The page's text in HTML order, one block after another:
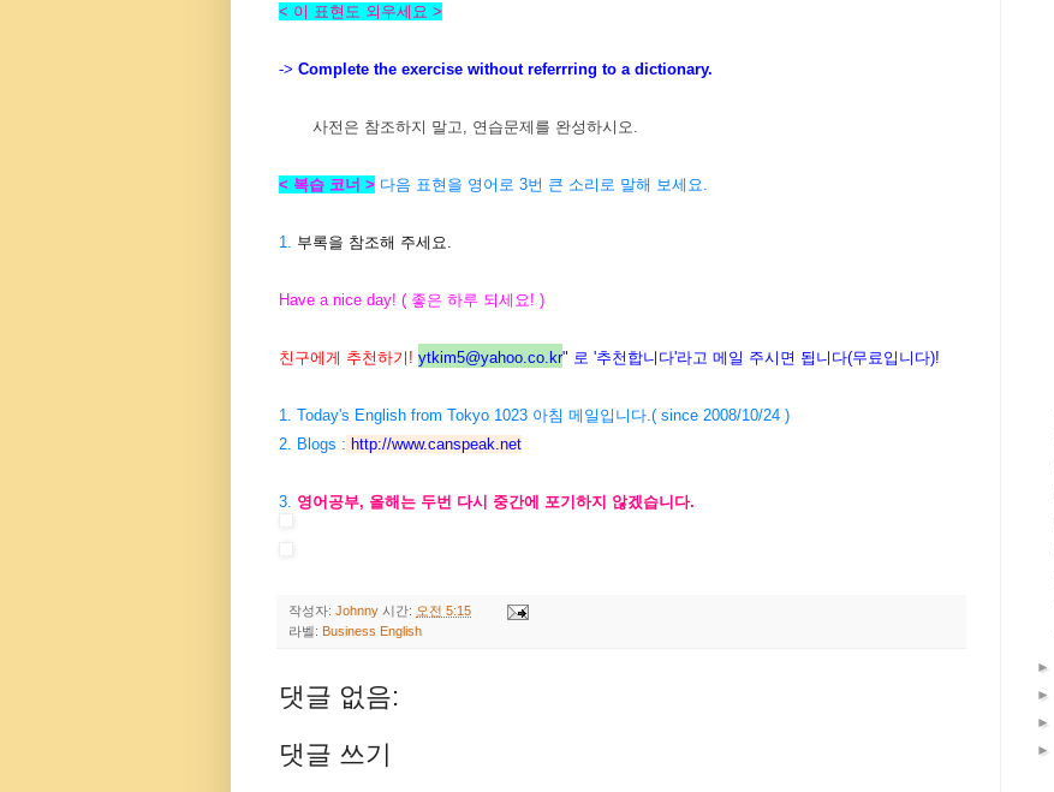
< 이 표현도 외우세요 >
-> Complete the exercise without referrring to a dictionary.
사전은 참조하지 말고, 연습문제를 완성하시오.
< 복습 코너 > 다음 표현을 영어로 3번 큰 소리로 말해 보세요.
1. 부록을 참조해 주세요.
Have a nice day! ( 좋은 하루 되세요! )
친구에게 추천하기! ytkim5@yahoo.co.kr" 로 '추천합니다'라고 메일 주시면 됩니다(무료입니다)!
1. Today's English from Tokyo 1023 아침 메일입니다.( since 2008/10/24 )
2. Blogs : http://www.canspeak.net
3. 영어공부, 올해는 두번 다시 중간에 포기하지 않겠습니다.
작성자: Johnny 시간: 오전 5:15
라벨: Business English
댓글 없음:
댓글 쓰기
►
►
►
►